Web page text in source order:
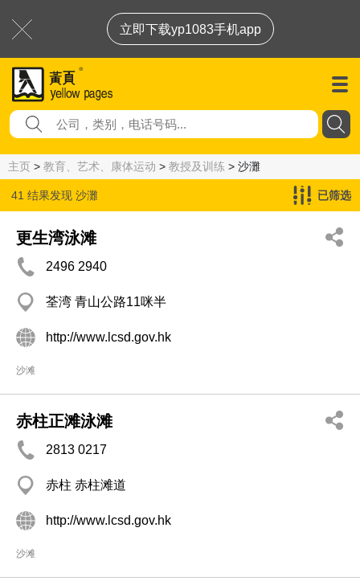
立即下载yp1083手机app
主页 > 教育、艺术、康体运动 > 教授及训练 > 沙灘
41 结果发现 沙灘 已筛选
更生湾泳滩
2496 2940
荃湾 青山公路11咪半
http://www.lcsd.gov.hk
沙滩
赤柱正滩泳滩
2813 0217
赤柱 赤柱滩道
http://www.lcsd.gov.hk
沙滩